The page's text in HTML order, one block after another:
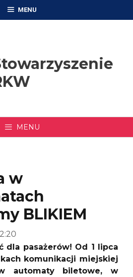
MENU
MENU
w
BLIKIEM
dla pasażerów! Od 1 lipca
komunikacji miejskiej
automaty biletowe, w